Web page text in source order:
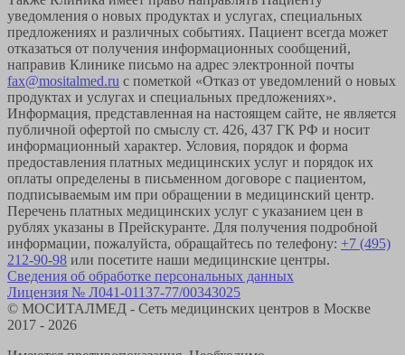
уведомления о новых продуктах и услугах, специальных
предложениях и различных событиях. Пациент всегда может
отказаться от получения информационных сообщений,
направив Клинике письмо на адрес электронной почты
fax@mositalmed.ru с пометкой «Отказ от уведомлений о новых
продуктах и услугах и специальных предложениях».
Информация, представленная на настоящем сайте, не является
публичной офертой по смыслу ст. 426, 437 ГК РФ и носит
информационный характер. Условия, порядок и форма
предоставления платных медицинских услуг и порядок их
оплаты определены в письменном договоре с пациентом,
подписываемым им при обращении в медицинский центр.
Перечень платных медицинских услуг с указанием цен в
рублях указаны в Прейскуранте. Для получения подробной
информации, пожалуйста, обращайтесь по телефону: +7 (495)
212-90-98 или посетите наши медицинские центры.
Сведения об обработке персональных данных
Лицензия № Л041-01137-77/00343025
© МОСИТАЛМЕД - Сеть медицинских центров в Москве
2017 - 2026